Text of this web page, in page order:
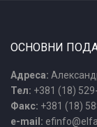
ОСНОВНИ
Адреса:
Тел: +381 (18)
Факс: +381 (18)
e-mail: